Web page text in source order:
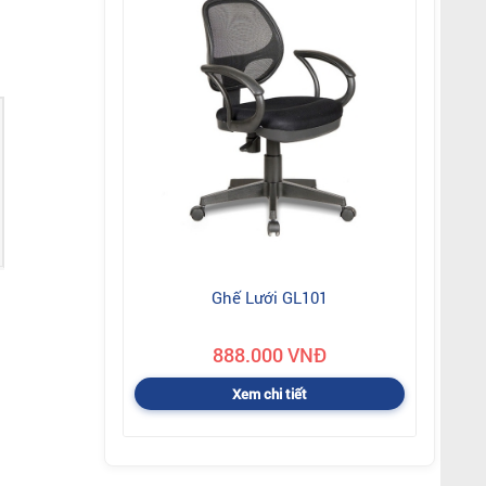
Ghế Lưới GL101
888.000 VNĐ
Xem chi tiết